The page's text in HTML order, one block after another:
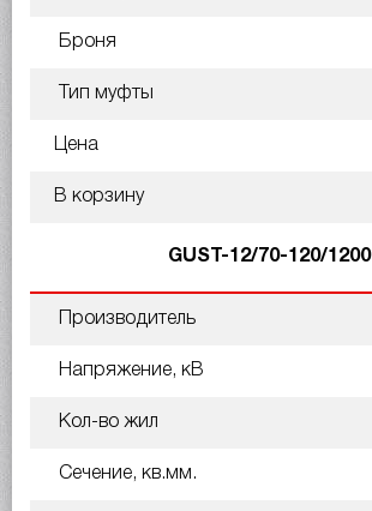
Броня
Тип муфты
Цена
В корзину
GUST-12/70-120/1200
Производитель
Напряжение, кВ
Кол-во жил
Сечение, кв.мм.